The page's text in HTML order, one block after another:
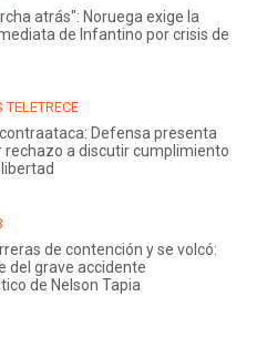
atrás": Noruega exige la
de Infantino por crisis de
TELETRECE
Defensa presenta
rechazo a discutir cumplimiento
de contención y se volcó:
del grave accidente
de Nelson Tapia